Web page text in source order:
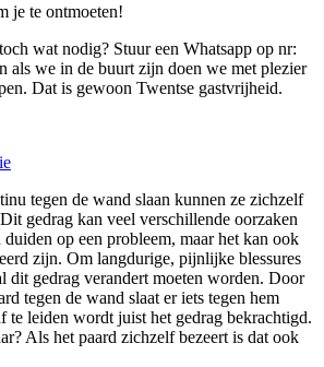
je te ontmoeten!
wat nodig? Stuur een Whatsapp op nr:
als we in de buurt zijn doen we met plezier
Dat is gewoon Twentse gastvrijheid.
tegen de wand slaan kunnen ze zichzelf
gedrag kan veel verschillende oorzaken
op een probleem, maar het kan ook
zijn. Om langdurige, pijnlijke blessures
dit gedrag verandert moeten worden. Door
tegen de wand slaat er iets tegen hem
te leiden wordt juist het gedrag bekrachtigd.
Als het paard zichzelf bezeert is dat ook